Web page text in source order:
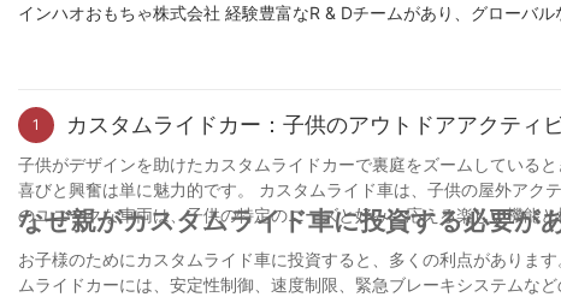
インハオおもちゃ株式会社 経験豊富なR & Dチームがあり、グローバ
1 カスタムライドカー：子供のアウトドアアクティ
子供がデザインを助けたカスタムライドカーで裏庭をズームしている
喜びと興奮は単に魅力的です。 カスタムライド車は、子供の屋外アク
のユニークな車両は、子供の特定のニーズと好みに応える楽しい機能
なぜ親がカスタムライド車に投資する必要が
お子様のためにカスタムライド車に投資すると、多くの利点があります。 これ
ムライドカーには、安定性制御、速度制限、緊急ブレーキシステムな